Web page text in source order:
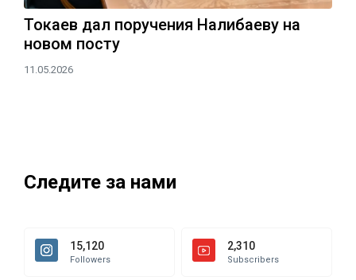
Токаев дал поручения Налибаеву на
новом посту
11.05.2026
Следите за нами
15,120
Followers
2,310
Subscribers